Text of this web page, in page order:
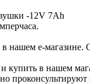
-12V 7Ah
нашем e-магазине.
купить в нашем